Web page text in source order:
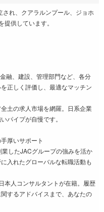
れ、クアラルンプール、ジョホ
供しています。
融、建設、管理部門など、各分
正しく評価し、最適なマッチン
土の求人市場を網羅。日系企業
パイプが自慢です。
厚いサポート
したJACグループの強みを活か
入れたグローバルな転職活動も
本人コンサルタントが在籍。履歴
するアドバイスまで、あなたの